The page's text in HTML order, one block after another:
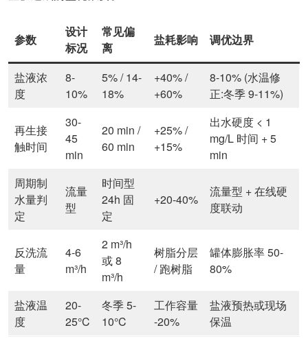
参数
设计
标况
常见偏
离
盐耗影响 调优边界
盐液浓
度
8-
10%
5% / 14-
18%
+40% /
+60%
8-10% (水温修
正:冬季 9-11%)
再生接
触时间
30-
45
min
20 min /
60 min
+25% /
+15%
出水硬度 < 1
mg/L 时间 + 5
min
周期制
水量判
定
流量
型
时间型
24h 固
定
+20-40%
流量型 + 在线硬
度联动
反洗流
量
4-6
m³/h
2 m³/h
或 8
m³/h
树脂分层
/ 跑树脂
罐体膨胀率 50-
80%
盐液温
度
20-
25°C
冬季 5-
10°C
工作容量
-20%
盐液预热或现场
保温